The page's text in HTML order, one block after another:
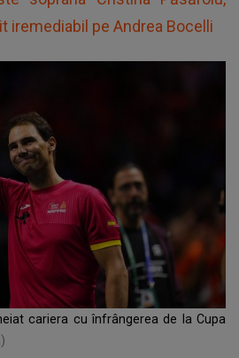
iremediabil pe Andrea Bocelli
cariera cu înfrângerea de la Cupa